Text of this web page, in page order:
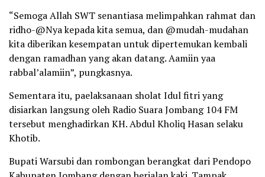
“Semoga Allah SWT senantiasa melimpahkan rahmat dan
ridho-@Nya kepada kita semua, dan @mudah-mudahan
kita diberikan kesempatan untuk dipertemukan kembali
dengan ramadhan yang akan datang. Aamiin yaa
rabbal’alamiin”, pungkasnya.
Sementara itu, paelaksanaan sholat Idul fitri yang
disiarkan langsung oleh Radio Suara Jombang 104 FM
tersebut menghadirkan KH. Abdul Kholiq Hasan selaku
Khotib.
Bupati Warsubi dan rombongan berangkat dari Pendopo